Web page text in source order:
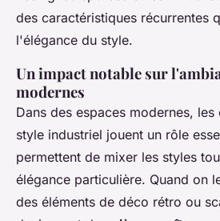
des caractéristiques récurrentes
l'élégance du style.
Un impact notable sur
modernes
Dans des espaces modernes,
style industriel jouent un rôle
permettent de mixer les styles
élégance particulière. Quand on
des éléments de déco rétro ou